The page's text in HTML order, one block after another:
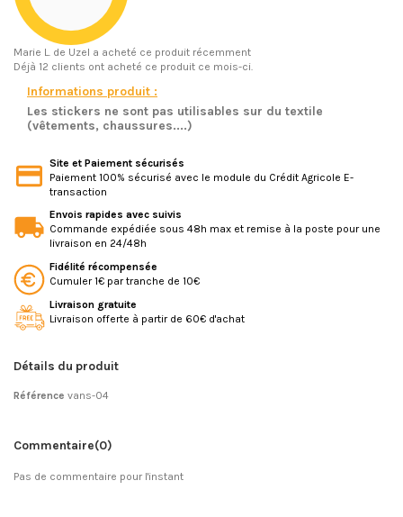
Marie L. de Uzel a acheté ce produit récemment
Déjà 12 clients ont acheté ce produit ce mois-ci.
Informations produit :
Les stickers ne sont pas utilisables sur du textile
(vêtements, chaussures....)
Site et Paiement sécurisés
Paiement 100% sécurisé avec le module du Crédit Agricole E-
transaction
Envois rapides avec suivis
Commande expédiée sous 48h max et remise à la poste pour une
livraison en 24/48h
Fidélité récompensée
Cumuler 1€ par tranche de 10€
Livraison gratuite
Livraison offerte à partir de 60€ d'achat
Détails du produit
Référence vans-04
Commentaire(0)
Pas de commentaire pour l'instant